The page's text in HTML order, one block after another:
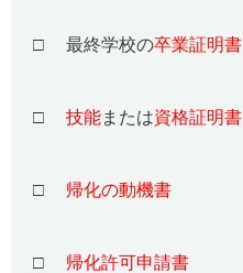
□ 最終学校の卒業証明書
□ 技能または資格証明書
□ 帰化の動機書
□ 帰化許可申請書